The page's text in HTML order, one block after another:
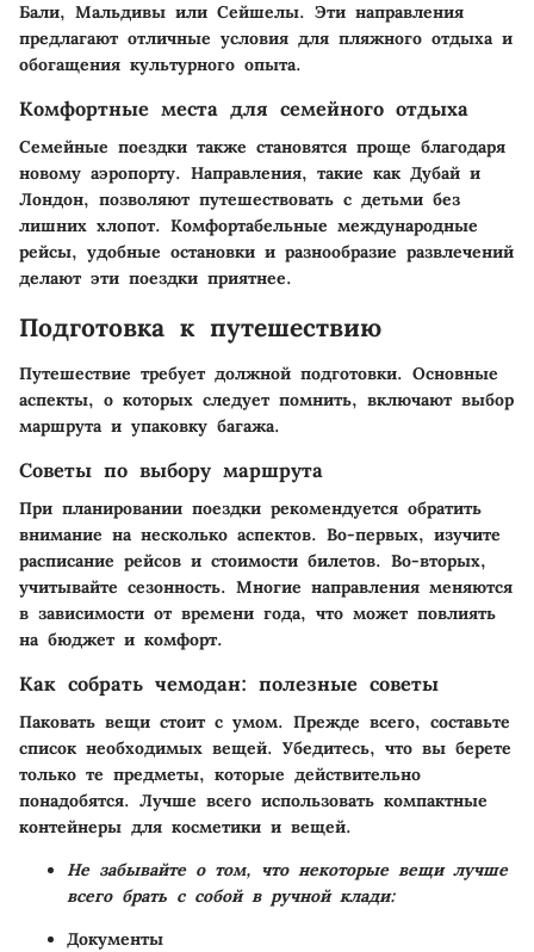
Бали, Мальдивы или Сейшелы. Эти направления
предлагают отличные условия для пляжного отдыха и
обогащения культурного опыта.
Комфортные места для семейного отдыха
Семейные поездки также становятся проще благодаря
новому аэропорту. Направления, такие как Дубай и
Лондон, позволяют путешествовать с детьми без
лишних хлопот. Комфортабельные международные
рейсы, удобные остановки и разнообразие развлечений
делают эти поездки приятнее.
Подготовка к путешествию
Путешествие требует должной подготовки. Основные
аспекты, о которых следует помнить, включают выбор
маршрута и упаковку багажа.
Советы по выбору маршрута
При планировании поездки рекомендуется обратить
внимание на несколько аспектов. Во-первых, изучите
расписание рейсов и стоимости билетов. Во-вторых,
учитывайте сезонность. Многие направления меняются
в зависимости от времени года, что может повлиять
на бюджет и комфорт.
Как собрать чемодан: полезные советы
Паковать вещи стоит с умом. Прежде всего, составьте
список необходимых вещей. Убедитесь, что вы берете
только те предметы, которые действительно
понадобятся. Лучше всего использовать компактные
контейнеры для косметики и вещей.
Не забывайте о том, что некоторые вещи лучше
всего брать с собой в ручной клади:
Документы